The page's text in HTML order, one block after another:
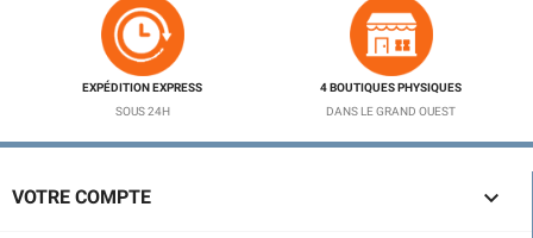
EXPÉDITION EXPRESS
SOUS 24H
4 BOUTIQUES PHYSIQUES
DANS LE GRAND OUEST
VOTRE COMPTE 